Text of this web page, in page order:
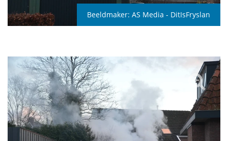
Beeldmaker: AS Media - DitIsFryslan